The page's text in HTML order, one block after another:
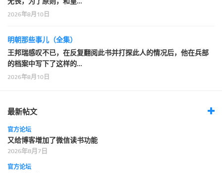
2026年8月10日
明朝那些事儿（全集）
王邦瑞感叹不已，在反复翻阅此书并打探此人的情况后，他在兵部
的档案中写下了这样的…
2026年8月10日
最新帖文
官方论坛
又给博客增加了微信读书功能
2026年8月7日
官方论坛